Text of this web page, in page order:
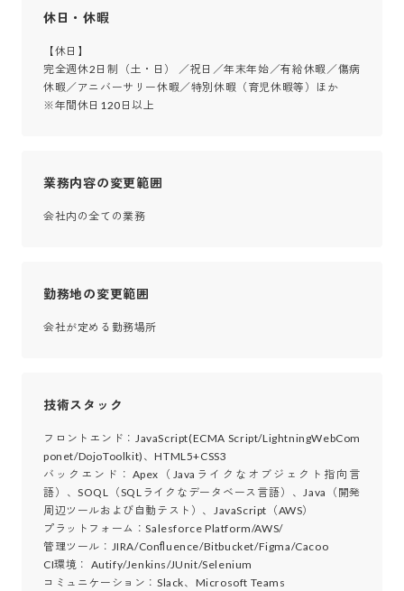
休日・休暇
【休日】
完全週休2日制（土・日） ／祝日／年末年始／有給休暇／傷病
休暇／アニバーサリー休暇／特別休暇（育児休暇等）ほか
※年間休日120日以上
業務内容の変更範囲
会社内の全ての業務
勤務地の変更範囲
会社が定める勤務場所
技術スタック
フロントエンド：JavaScript(ECMA Script/LightningWebCom
ponet/DojoToolkit)、HTML5+CSS3
バックエンド：Apex（Javaライクなオブジェクト指向言
語）、SOQL（SQLライクなデータベース言語）、Java（開発
周辺ツールおよび自動テスト）、JavaScript（AWS）
プラットフォーム：Salesforce Platform/AWS/
管理ツール：JIRA/Conﬂuence/Bitbucket/Figma/Cacoo
CI環境： Autify/Jenkins/JUnit/Selenium
コミュニケーション：Slack、Microsoft Teams